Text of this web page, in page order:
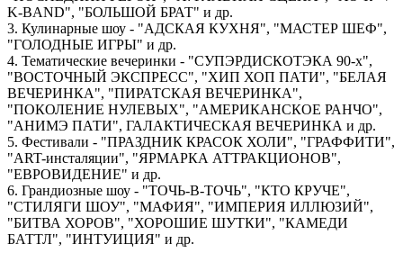
K-BAND", "БОЛЬШОЙ БРАТ" и др.
3. Кулинарные шоу - "АДСКАЯ КУХНЯ", "МАСТЕР ШЕФ",
"ГОЛОДНЫЕ ИГРЫ" и др.
4. Тематические вечеринки - "СУПЭРДИСКОТЭКА 90-х",
"ВОСТОЧНЫЙ ЭКСПРЕСС", "ХИП ХОП ПАТИ", "БЕЛАЯ
ВЕЧЕРИНКА", "ПИРАТСКАЯ ВЕЧЕРИНКА",
"ПОКОЛЕНИЕ НУЛЕВЫХ", "АМЕРИКАНСКОЕ РАНЧО",
"АНИМЭ ПАТИ", ГАЛАКТИЧЕСКАЯ ВЕЧЕРИНКА и др.
5. Фестивали - "ПРАЗДНИК КРАСОК ХОЛИ", "ГРАФФИТИ",
"ART-инсталяции", "ЯРМАРКА АТТРАКЦИОНОВ",
"ЕВРОВИДЕНИЕ" и др.
6. Грандиозные шоу - "ТОЧЬ-В-ТОЧЬ", "КТО КРУЧЕ",
"СТИЛЯГИ ШОУ", "МАФИЯ", "ИМПЕРИЯ ИЛЛЮЗИЙ",
"БИТВА ХОРОВ", "ХОРОШИЕ ШУТКИ", "КАМЕДИ
БАТТЛ", "ИНТУИЦИЯ" и др.